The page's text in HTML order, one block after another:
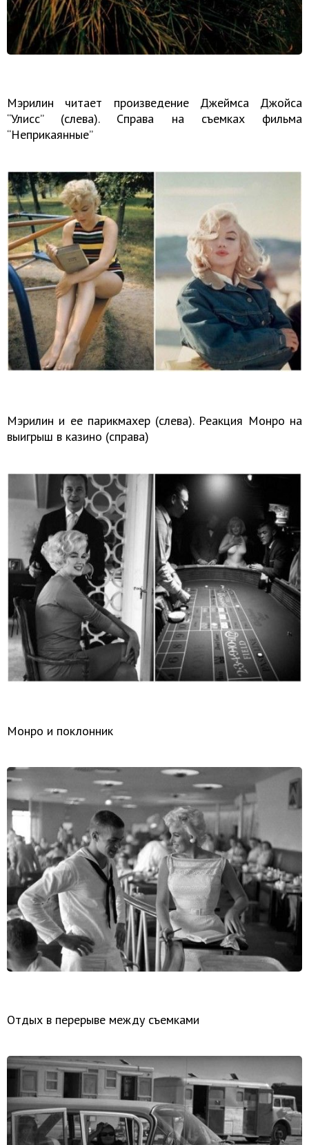
Мэрилин читает произведение Джеймса Джойса
“Улисс” (слева). Справа на съемках фильма
“Неприкаянные”
Мэрилин и ее парикмахер (слева). Реакция Монро на
выигрыш в казино (справа)
Монро и поклонник
Отдых в перерыве между съемками